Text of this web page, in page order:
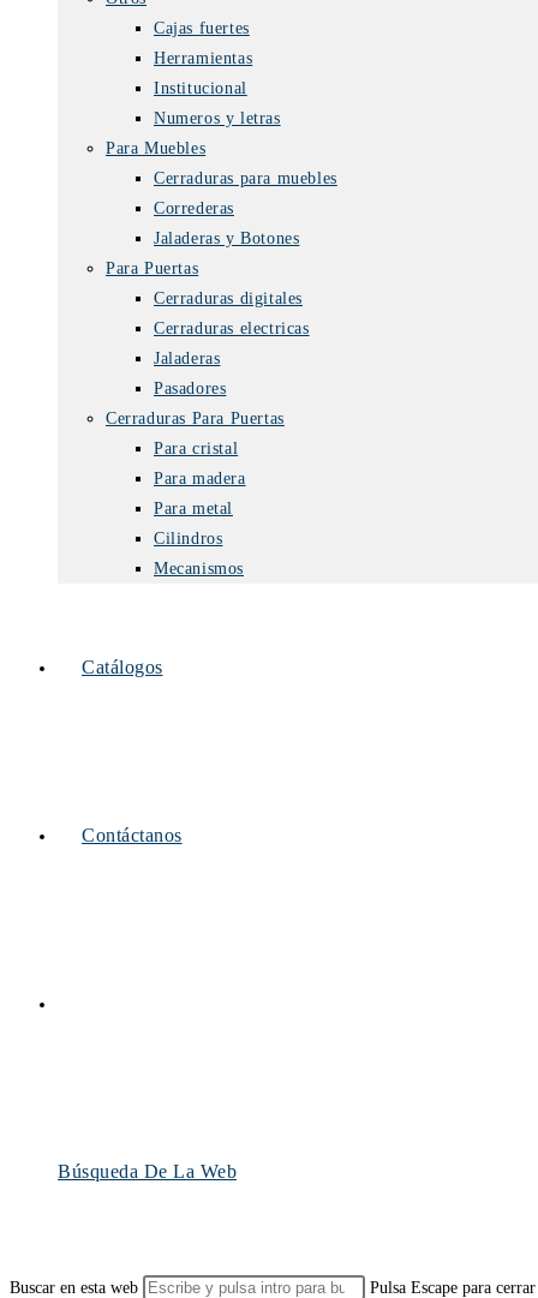
Cajas fuertes
Herramientas
Institucional
Numeros y letras
Para Muebles
Cerraduras para muebles
Correderas
Jaladeras y Botones
Para Puertas
Cerraduras digitales
Cerraduras electricas
Jaladeras
Pasadores
Cerraduras Para Puertas
Para cristal
Para madera
Para metal
Cilindros
Mecanismos
Catálogos
Contáctanos
Búsqueda De La Web
Buscar en esta web Pulsa Escape para